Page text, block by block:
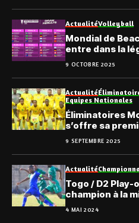
ActualitéVolleyball
Mondial de
entre dans la
9 OCTOBRE 2025
Actualité
Equipes Nationales
Éliminatoires
s’offre sa
Soudan
9 SEPTEMBRE 2025
Actualité
Togo / D2 Play-
champion à la
4 MAI 2024